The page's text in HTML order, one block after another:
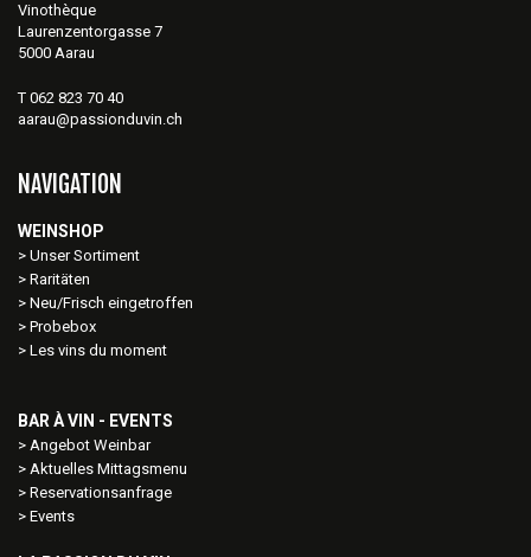
Vinothèque
Laurenzentorgasse 7
5000 Aarau
T 062 823 70 40
aarau@passionduvin.ch
NAVIGATION
WEINSHOP
Unser Sortiment
Raritäten
Neu/Frisch eingetroffen
Probebox
Les vins du moment
BAR À VIN - EVENTS
Angebot Weinbar
Aktuelles Mittagsmenu
Reservationsanfrage
Events